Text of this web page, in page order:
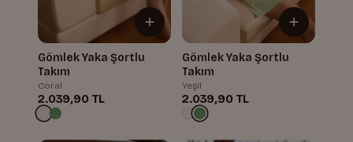
Gömlek Yaka Şortlu
Takım
Coral
2.039,90 TL
Gömlek Yaka Şortlu
Takım
Yeşil
2.039,90 TL